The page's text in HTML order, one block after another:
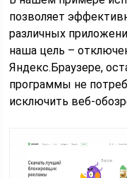
позволяет
различных
наша цель –
Яндекс.Браузере,
программы не
исключить веб-